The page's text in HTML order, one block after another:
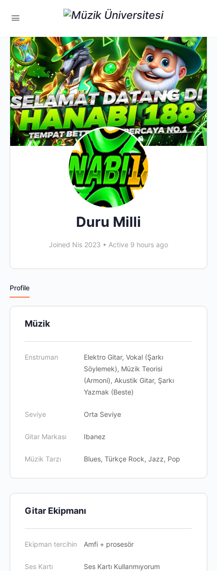
Duru Milli
Joined Nis 2023 • Active 9 hours ago
Profile
Müzik
Enstruman
Elektro Gitar, Vokal (Şarkı
Söylemek), Müzik Teorisi
(Armoni), Akustik Gitar, Şarkı
Yazmak (Beste)
Seviye Orta Seviye
Gitar Markası Ibanez
Müzik Tarzı Blues, Türkçe Rock, Jazz, Pop
Gitar Ekipmanı
Ekipman tercihin Amfi + prosesör
Ses Kartı Ses Kartı Kullanmıyorum